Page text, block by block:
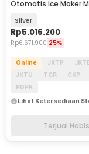
Otomatis Ice Maker
Silver
Rp5.016.200
Rp6.671.900 25%
Online JKTP
JKTU
TGR CKP
PDPK
Lihat Ketersediaan
Terjual Habis